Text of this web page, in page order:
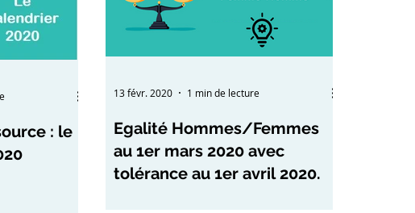
: le
Egalité Hommes/Femmes
au 1er mars 2020 avec
tolérance au 1er avril 2020.
13 févr. 2020 1 min de lecture